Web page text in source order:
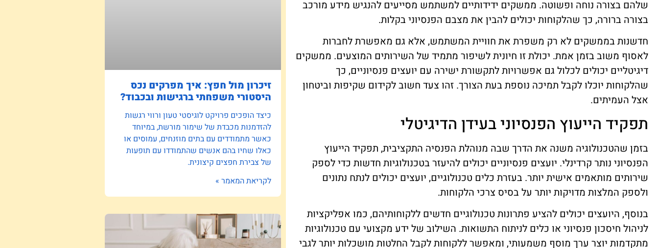
שלהם בצורה נוחה ופשוטה. ממשקים ידידותיים למשתמש מסייעים להנגיש מידע מורכב
בצורה ברורה, כך שהלקוחות יכולים להבין את מצבם הפנסיוני בקלות.
חדשנות בממשקים לא רק משפרת את חוויית המשתמש, אלא גם מאפשרת לחברות
לאסוף משוב בזמן אמת. יכולת זו חיונית לשיפור מתמיד של השירותים המוצעים. ממשקים
דיגיטליים יכולים לכלול גם אפשרויות לתקשורת ישירה עם יועצים פנסיוניים, כך
שהלקוחות יוכלו לקבל תמיכה נוספת בעת הצורך. זהו צעד חשוב לקידום שקיפות וביטחון
אצל העמיתים.
תפקיד הייעוץ הפנסיוני בעידן הדיגיטלי
בזמן שהטכנולוגיה משנה את הדרך שבה מנוהלת הפנסיה התקציבית, תפקיד הייעוץ
הפנסיוני נותר קרדינלי. יועצים פנסיוניים יכולים להיעזר בטכנולוגיות חדשות כדי לספק
שירותים מותאמים אישית יותר. בעזרת כלים טכנולוגיים, יועצים יכולים לנתח נתונים
ולספק המלצות מדויקות יותר על בסיס צרכי הלקוחות.
בנוסף, היועצים יכולים להציע פתרונות טכנולוגיים חדשים ללקוחותיהם, כמו אפליקציות
לניהול חיסכון פנסיוני או כלים לניתוח התשואות. השילוב של ידע מקצועי עם טכנולוגיות
מתקדמות יוצר ערך מוסף משמעותי, ומאפשר ללקוחות לקבל החלטות מושכלות יותר לגבי
זיכרון מול חפץ: איך מפרקים נכס
היסטורי משפחתי ברגישות ובכבוד?
כיצד הופכים פרויקט לוגיסטי טעון ורווי רגשות
להזדמנות מכבדת של שימור מורשת, במיוחד
כאשר מתמודדים עם בתים מוזנחים, עמוסים או
כאלו שחיו בהם אנשים שהתמודדו עם תופעות
של צבירת חפצים קיצונית.
לקריאת המאמר »